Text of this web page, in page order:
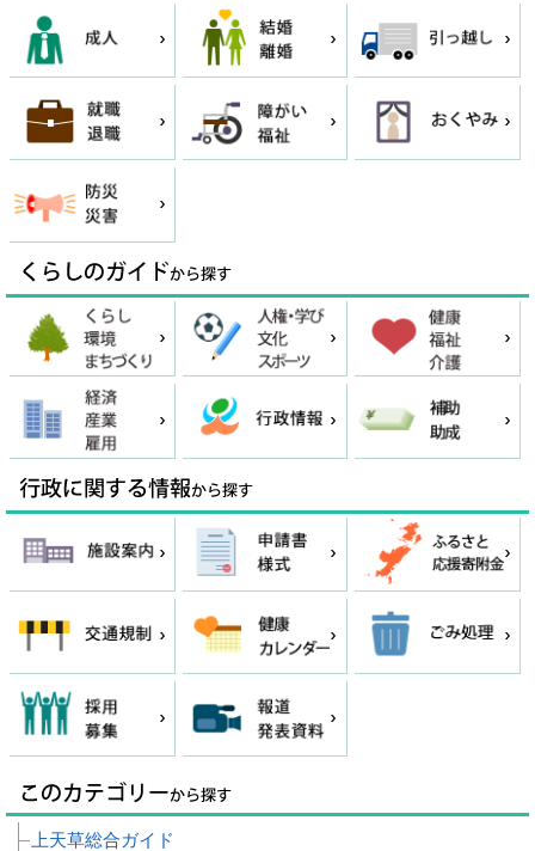
上天草総合ガイド